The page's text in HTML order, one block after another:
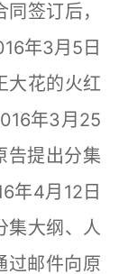
签订后，
年3月5日
大花的火红
年3月25
告提出分集
年4月12日
集大纲、人
过邮件向原